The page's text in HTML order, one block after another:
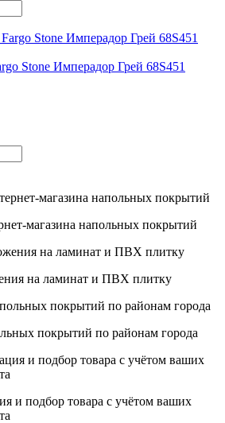
Stone Имперадор Грей 68S451
магазина напольных покрытий
на ламинат и ПВХ плитку
покрытий по районам города
и подбор товара с учётом ваших